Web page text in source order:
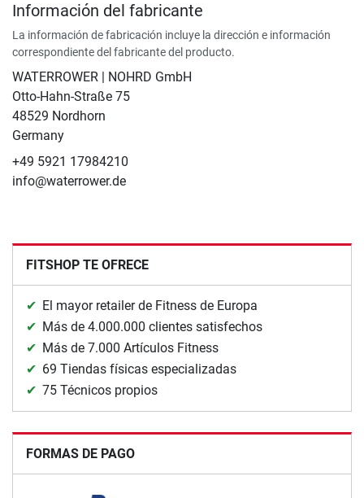
Información del fabricante
La información de fabricación incluye la dirección e información
correspondiente del fabricante del producto.
WATERROWER | NOHRD GmbH
Otto-Hahn-Straße 75
48529 Nordhorn
Germany
+49 5921 17984210
info@waterrower.de
FITSHOP TE OFRECE
El mayor retailer de Fitness de Europa
Más de 4.000.000 clientes satisfechos
Más de 7.000 Artículos Fitness
69 Tiendas físicas especializadas
75 Técnicos propios
FORMAS DE PAGO